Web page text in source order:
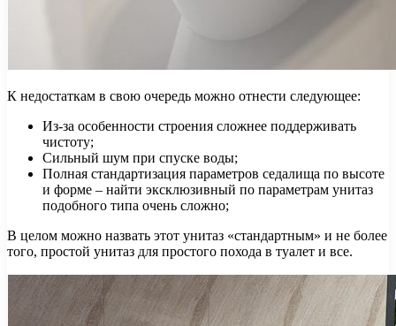
К недостаткам в свою очередь можно отнести следующее:
Из-за особенности строения сложнее поддерживать
чистоту;
Сильный шум при спуске воды;
Полная стандартизация параметров седалища по высоте
и форме – найти эксклюзивный по параметрам унитаз
подобного типа очень сложно;
В целом можно назвать этот унитаз «стандартным» и не более
того, простой унитаз для простого похода в туалет и все.